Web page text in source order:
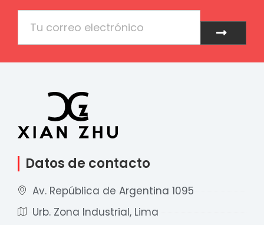
Enviar
Datos de contacto
Av. República de Argentina 1095
Urb. Zona Industrial, Lima